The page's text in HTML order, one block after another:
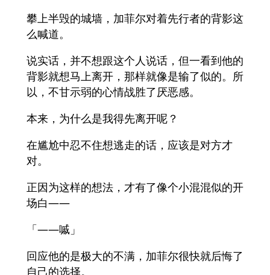
攀上半毁的城墙，加菲尔对着先行者的背影这
么喊道。
说实话，并不想跟这个人说话，但一看到他的
背影就想马上离开，那样就像是输了似的。所
以，不甘示弱的心情战胜了厌恶感。
本来，为什么是我得先离开呢？
在尴尬中忍不住想逃走的话，应该是对方才
对。
正因为这样的想法，才有了像个小混混似的开
场白——
「——嘁」
回应他的是极大的不满，加菲尔很快就后悔了
自己的选择。